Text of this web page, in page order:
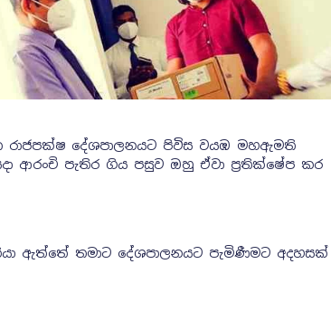
රාජපක්ෂ දේශපාලනයට පිවිස වයඹ මහඇමති
ආරංචි පැතිර ගිය පසුව ඔහු ඒවා ප්‍රතික්ෂේප කර
ඇත්තේ තමාට දේශපාලනයට පැමිණීමට අදහසක්